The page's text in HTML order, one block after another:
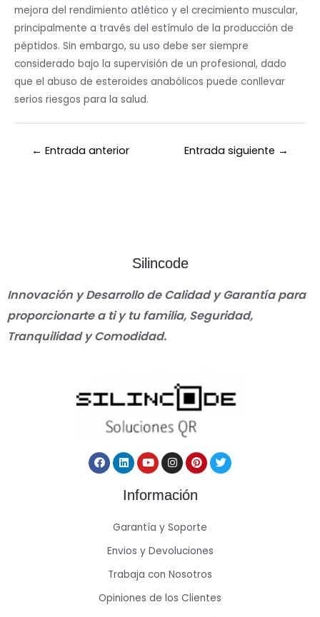
mejora del rendimiento atlético y el crecimiento muscular,
principalmente a través del estímulo de la producción de
péptidos. Sin embargo, su uso debe ser siempre
considerado bajo la supervisión de un profesional, dado
que el abuso de esteroides anabólicos puede conllevar
serios riesgos para la salud.
← Entrada anterior Entrada siguiente →
Silincode
Innovación y Desarrollo de Calidad y Garantía para
proporcionarte a ti y tu familia, Seguridad,
Tranquilidad y Comodidad.
Información
Garantía y Soporte
Envios y Devoluciones
Trabaja con Nosotros
Opiniones de los Clientes